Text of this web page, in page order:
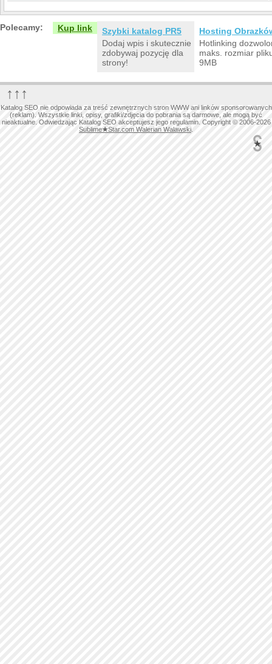
Polecamy: Kup link
Szybki katalog PR5
Dodaj wpis i skutecznie
zdobywaj pozycję dla
strony!
Hosting
Hotlinking
maks. rozmiar
9MB
↑↑↑
Katalog SEO nie odpowiada za treść zewnętrznych stron WWW ani linków sponsorowanych
(reklam). Wszystkie linki, opisy, grafiki/zdjęcia do pobrania są darmowe, ale mogą być
nieaktualne. Odwiedzając Katalog SEO akceptujesz jego regulamin. Copyright © 2006-2026
Sublime★Star.com Walerian Walawski